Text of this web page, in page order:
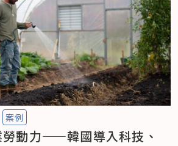
案例
勞動力——韓國導入科技、